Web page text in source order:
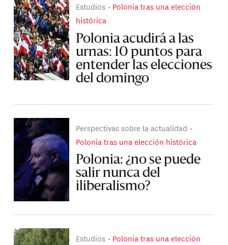
Estudios
Polonia tras una elección
histórica
Polonia acudirá a las
urnas: 10 puntos para
entender las elecciones
del domingo
Perspectivas sobre la actualidad
Polonia tras una elección histórica
Polonia: ¿no se puede
salir nunca del
iliberalismo?
Estudios
Polonia tras una elección